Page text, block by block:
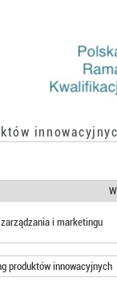
i marketingu
produktów innowacyjnych